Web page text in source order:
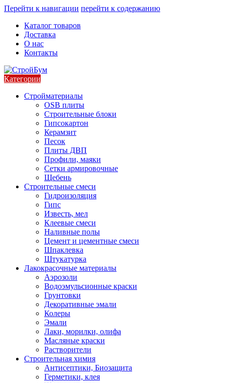
Перейти к навигации перейти к содержанию
Каталог товаров
Доставка
О нас
Контакты
Категории
Стройматериалы
OSB плиты
Строительные блоки
Гипсокартон
Керамзит
Песок
Плиты ДВП
Профили, маяки
Сетки армировочные
Щебень
Строительные смеси
Гидроизоляция
Гипс
Известь, мел
Клеевые смеси
Наливные полы
Цемент и цементные смеси
Шпаклевка
Штукатурка
Лакокрасочные материалы
Аэрозоли
Водоэмульсионные краски
Грунтовки
Декоративные эмали
Колеры
Эмали
Лаки, морилки, олифа
Масляные краски
Растворители
Строительная химия
Антисептики, Биозащита
Герметики, клея